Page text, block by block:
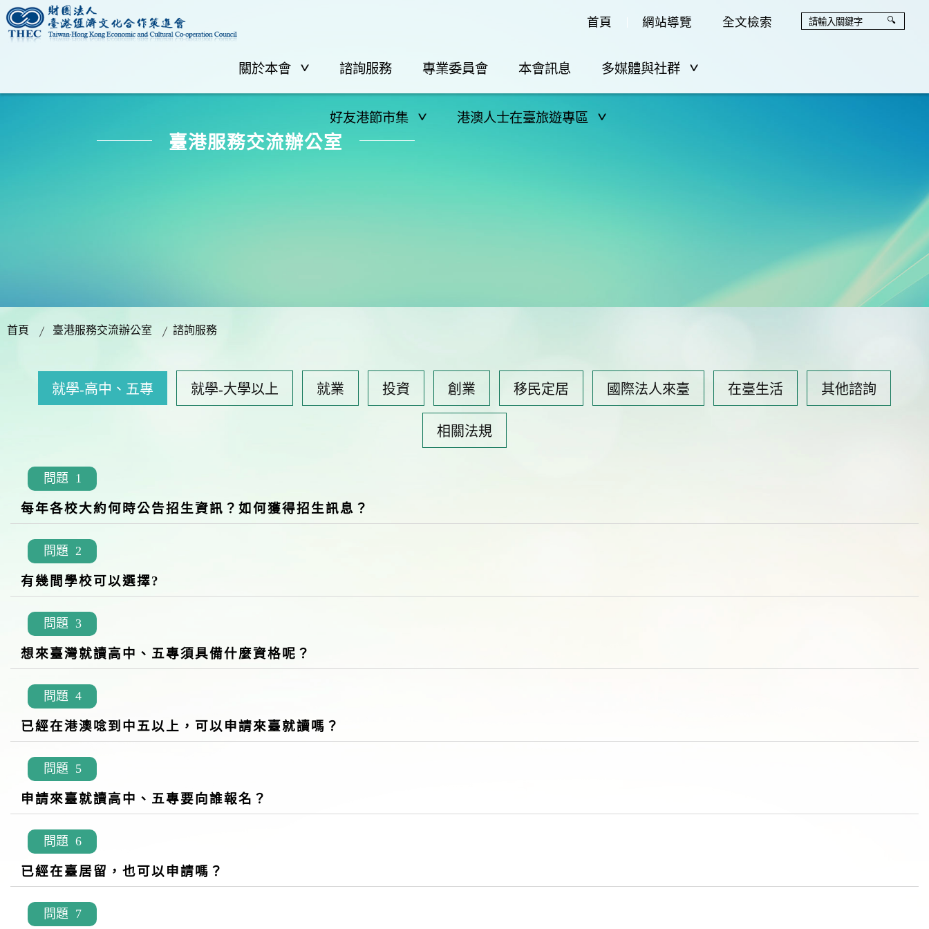
首頁 網站導覽 全文檢索
關於本會 諮詢服務 專業委員會 本會訊息 多媒體與社群
好友港節市集 港澳人士在臺旅遊專區
臺港服務交流辦公室
首頁 臺港服務交流辦公室 諮詢服務
就學-高中、五專 就學-大學以上 就業 投資 創業 移民定居 國際法人來臺 在臺生活 其他諮詢
相關法規
問題 1
每年各校大約何時公告招生資訊？如何獲得招生訊息？
問題 2
有幾間學校可以選擇?
問題 3
想來臺灣就讀高中、五專須具備什麼資格呢？
問題 4
已經在港澳唸到中五以上，可以申請來臺就讀嗎？
問題 5
申請來臺就讀高中、五專要向誰報名？
問題 6
已經在臺居留，也可以申請嗎？
問題 7